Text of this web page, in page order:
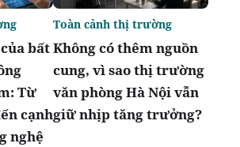
bất
Từ
cạnh
nghệ
Không có thêm nguồn
cung, vì sao thị trường
văn phòng Hà Nội vẫn
giữ nhịp tăng trưởng?
Toàn cảnh thị trường